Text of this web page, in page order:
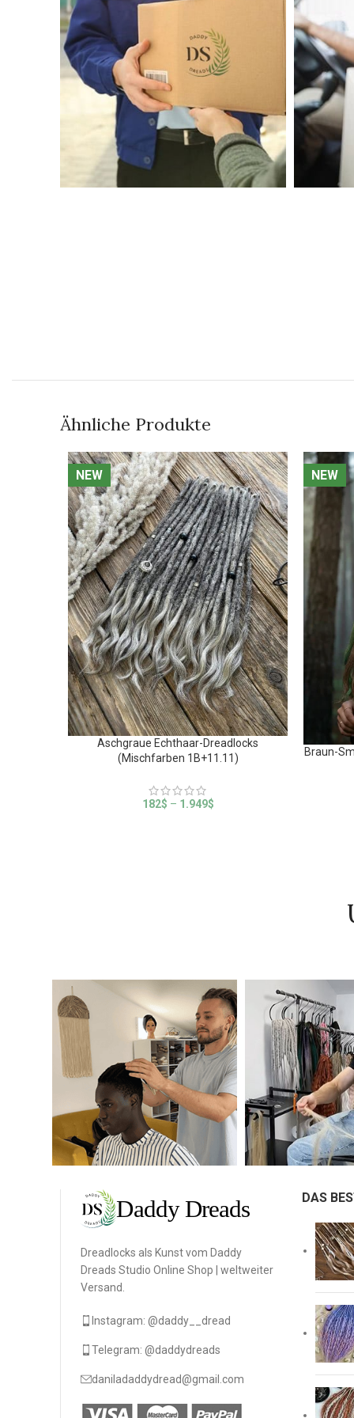
Ähnliche Produkte
NEW
NEW
Aschgraue Echthaar-Dreadlocks
(Mischfarben 1B+11.11)
182$ – 1.949$
NEW
NEW
Braun-
Dreadlocks als Kunst vom Daddy
Dreads Studio Online Shop | weltweiter
Versand.
Instagram: @daddy__dread
Telegram: @daddydreads
daniladaddydread@gmail.com
DAS